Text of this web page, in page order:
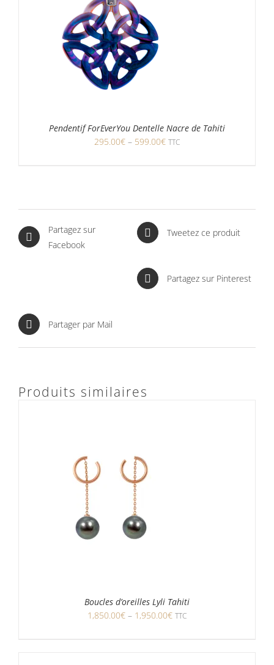
Pendentif ForEverYou Dentelle Nacre de Tahiti
295.00€ – 599.00€ TTC
Partagez sur
Facebook
Tweetez ce produit
Partagez sur Pinterest
Partager par Mail
Produits similaires
Boucles d’oreilles Lyli Tahiti
1,850.00€ – 1,950.00€ TTC